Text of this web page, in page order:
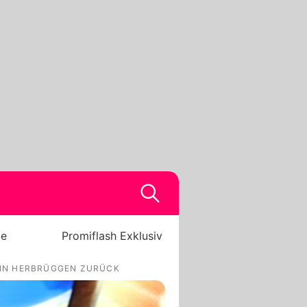
Promiflash Exklusiv
HERBRÜGGEN ZURÜCK